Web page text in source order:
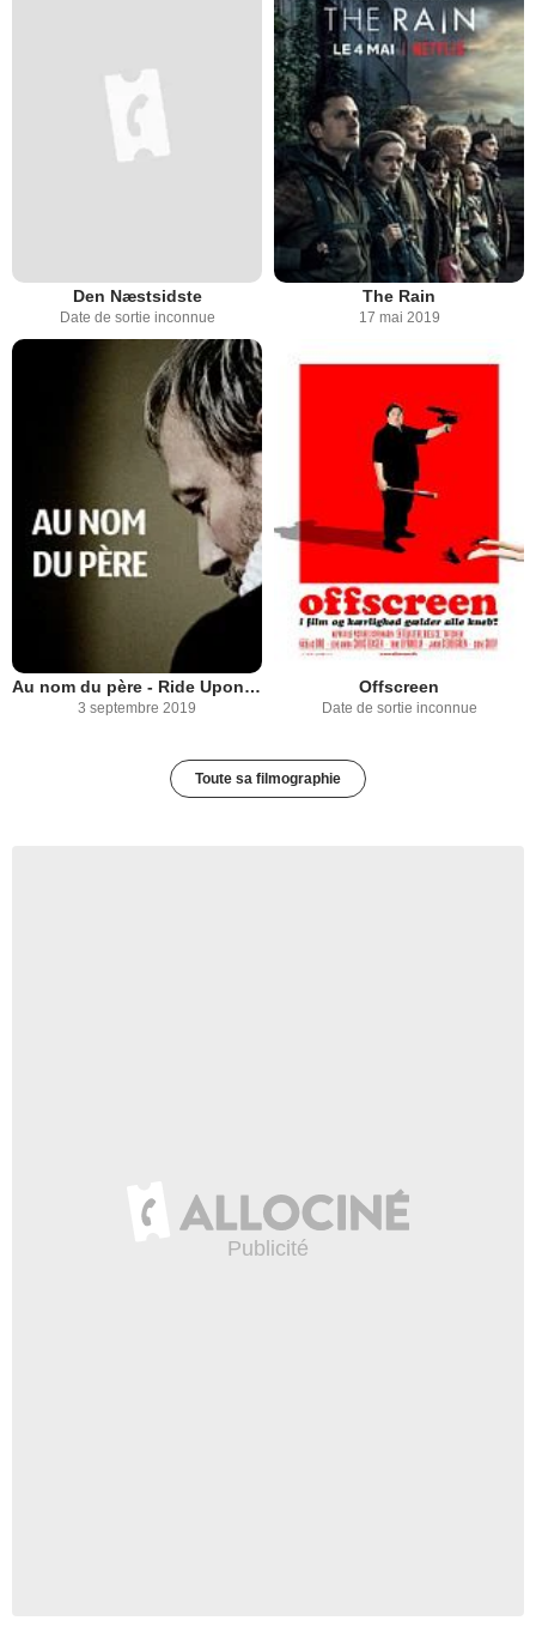
Den Næstsidste
Date de sortie inconnue
The Rain
17 mai 2019
Au nom du père - Ride Upon the Storm
3 septembre 2019
Offscreen
Date de sortie inconnue
Toute sa filmographie